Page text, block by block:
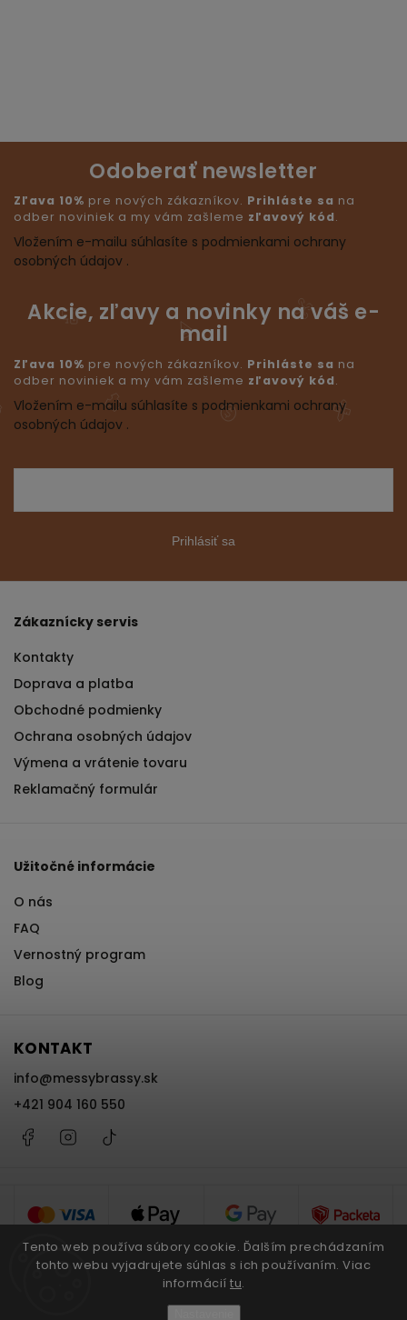
Tento web používa súbory cookie. Ďalším prechádzaním
tohto webu vyjadrujete súhlas s ich používaním. Viac
informácií tu.
Odoberať newsletter
Zľava 10% pre nových zákazníkov. Prihláste sa na
odber noviniek a my vám zašleme zľavový kód.
Vložením e-mailu súhlasíte s podmienkami ochrany
osobných údajov .
Akcie, zľavy a novinky na váš e-
mail
Zľava 10% pre nových zákazníkov. Prihláste sa na
odber noviniek a my vám zašleme zľavový kód.
Vložením e-mailu súhlasíte s podmienkami ochrany
osobných údajov .
Prihlásiť sa
Zákaznícky servis
Kontakty
Doprava a platba
Obchodné podmienky
Ochrana osobných údajov
Výmena a vrátenie tovaru
Reklamačný formulár
Užitočné informácie
O nás
FAQ
Vernostný program
Blog
KONTAKT
info@messybrassy.sk
+421 904 160 550
FacebookInstagram
Messy Brassy. Všetky práva vyhradené.